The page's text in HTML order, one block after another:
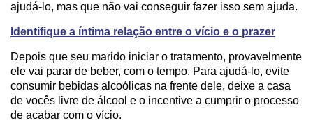
ajudá-lo, mas que não vai conseguir fazer isso sem ajuda.
Identifique a íntima relação entre o vício e o prazer
Depois que seu marido iniciar o tratamento, provavelmente
ele vai parar de beber, com o tempo. Para ajudá-lo, evite
consumir bebidas alcoólicas na frente dele, deixe a casa
de vocês livre de álcool e o incentive a cumprir o processo
de acabar com o vício.